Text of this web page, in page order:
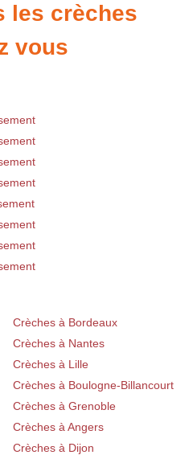
les crèches
vous
Crèches à Bordeaux
Crèches à Nantes
Crèches à Lille
Crèches à Boulogne-Billancourt
Crèches à Grenoble
Crèches à Angers
Crèches à Dijon